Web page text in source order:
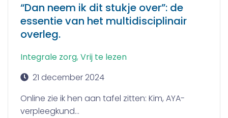
“Dan neem ik dit stukje over”: de
essentie van het multidisciplinair
overleg.
Integrale zorg, Vrij te lezen
21 december 2024
Online zie ik hen aan tafel zitten: Kim, AYA-
verpleegkund...